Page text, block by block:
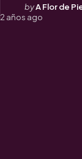
Posted
by
byA Flor de
2 años ago